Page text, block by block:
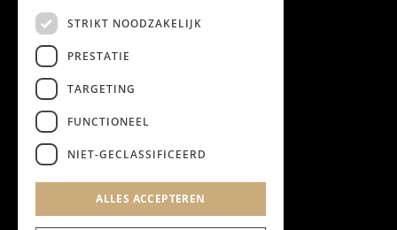
YouTube
NIEUWSBRIEF
Privacyverklaring
STRIKT NOODZAKELIJK
PRESTATIE
TARGETING
FUNCTIONEEL
NIET-GECLASSIFICEERD
ALLES ACCEPTEREN